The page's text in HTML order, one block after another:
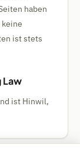
haben
ist stets
Law
ist Hinwil,